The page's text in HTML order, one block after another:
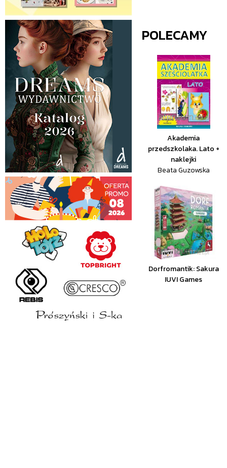
POLECAMY
Akademia
przedszkolaka. Lato +
naklejki
Beata Guzowska
Dorfromantik: Sakura
IUVI Games